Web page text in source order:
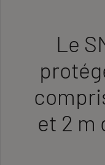
Le
et 2 m